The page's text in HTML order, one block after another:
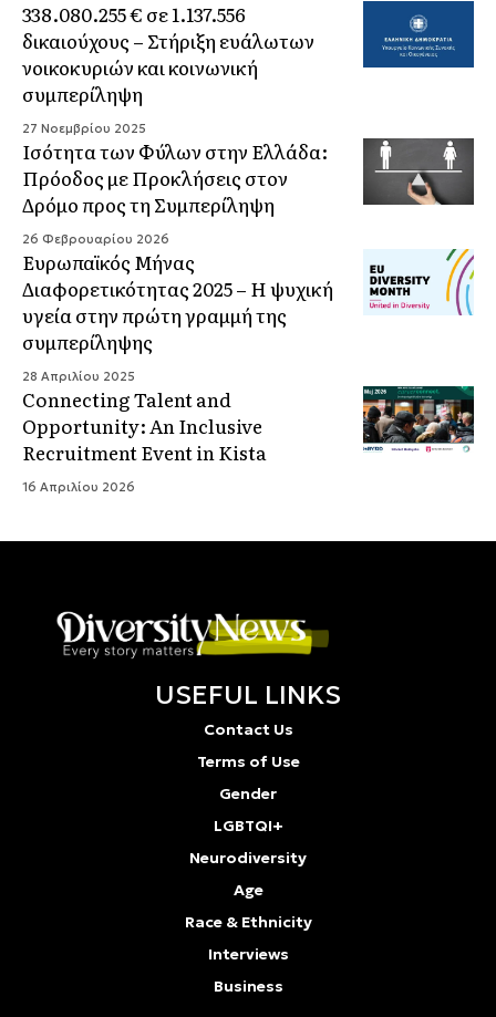
338.080.255 € σε 1.137.556
δικαιούχους – Στήριξη ευάλωτων
νοικοκυριών και κοινωνική
συμπερίληψη
27 Νοεμβρίου 2025
Ισότητα των Φύλων στην Ελλάδα:
Πρόοδος με Προκλήσεις στον
Δρόμο προς τη Συμπερίληψη
26 Φεβρουαρίου 2026
Ευρωπαϊκός Μήνας
Διαφορετικότητας 2025 – Η ψυχική
υγεία στην πρώτη γραμμή της
συμπερίληψης
28 Απριλίου 2025
Connecting Talent and
Opportunity: An Inclusive
Recruitment Event in Kista
16 Απριλίου 2026
USEFUL LINKS
Contact Us
Terms of Use
Gender
LGBTQI+
Neurodiversity
Age
Race & Ethnicity
Interviews
Business